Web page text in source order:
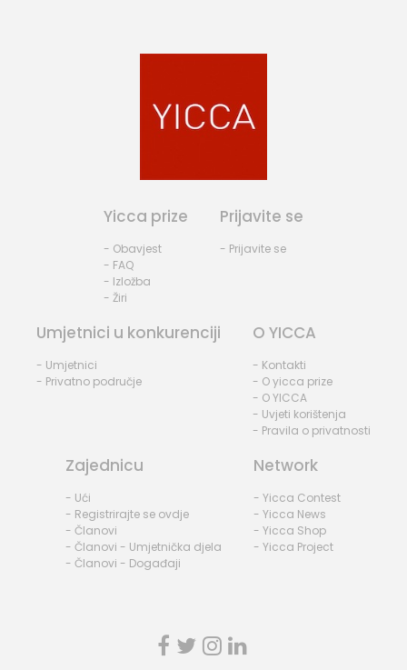
Yicca prize
- Obavjest
- FAQ
- Izložba
- Žiri
Prijavite se
- Prijavite se
Umjetnici u konkurenciji
- Umjetnici
- Privatno područje
O YICCA
- Kontakti
- O yicca prize
- O YICCA
- Uvjeti korištenja
- Pravila o privatnosti
Zajednicu
- Ući
- Registrirajte se ovdje
- Članovi
- Članovi - Umjetnička djela
- Članovi - Događaji
Network
- Yicca Contest
- Yicca News
- Yicca Shop
- Yicca Project